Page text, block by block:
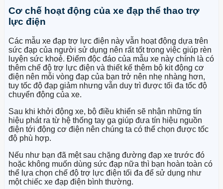
Cơ chế hoạt động của xe đạp thể thao trợ
lực điện
Các mẫu xe đạp trợ lực điện này vẫn hoạt động dựa trên
sức đạp của người sử dụng nên rất tốt trong việc giúp rèn
luyện sức khoẻ. Điểm độc đáo của mẫu xe này chính là có
thêm chế độ trợ lực điện và thiết kế thêm bộ kit động cơ
điện nên mỗi vòng đạp của bạn trở nên nhẹ nhàng hơn,
tuy tốc độ đạp giảm nhưng vẫn duy trì được tối đa tốc độ
chuyển động của xe.
Sau khi khởi động xe, bộ điều khiển sẽ nhận những tín
hiệu phát ra từ hệ thống tay ga giúp đưa tín hiệu nguồn
điện tới động cơ điện nên chúng ta có thể chọn được tốc
độ phù hợp.
Nếu như bạn đã mệt sau chặng đường đạp xe trước đó
hoặc không muốn dùng sức đạp nữa thì bạn hoàn toàn có
thể lựa chọn chế độ trợ lực điện tối đa để sử dụng như
một chiếc xe đạp điện bình thường.